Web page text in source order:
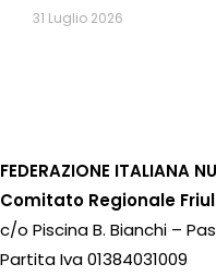
31 Luglio 2026
FEDERAZIONE ITALIANA
Comitato Regionale
c/o Piscina B. Bianchi –
Partita Iva 01384031009